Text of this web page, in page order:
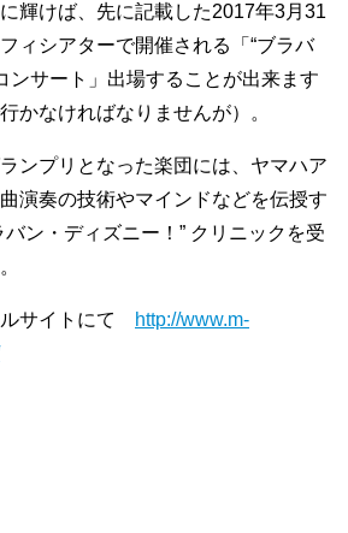
輝けば、先に記載した2017年3月31
ィシアターで開催される「“ブラバ
ンサート」出場することが出来ます
かなければなりませんが）。
ンプリとなった楽団には、ヤマハア
演奏の技術やマインドなどを伝授す
バン・ディズニー！” クリニックを受
サイトにて
http://www.m-